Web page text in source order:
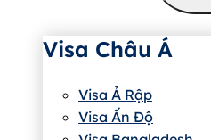
Visa Châu Á
Visa Ả Rập
Visa Ấn Độ